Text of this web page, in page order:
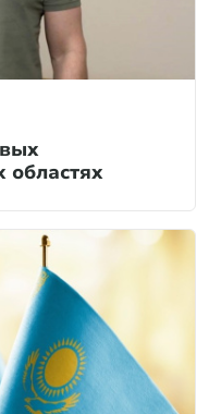
областях